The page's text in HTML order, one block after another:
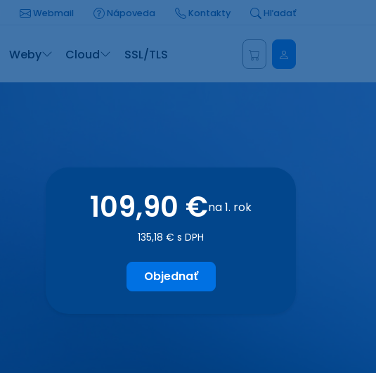
Webmail Nápoveda Kontakty Hľadať
Weby Cloud SSL/TLS Administrácia
109,90 €na 1. rok
135,18 € s DPH
Objednať